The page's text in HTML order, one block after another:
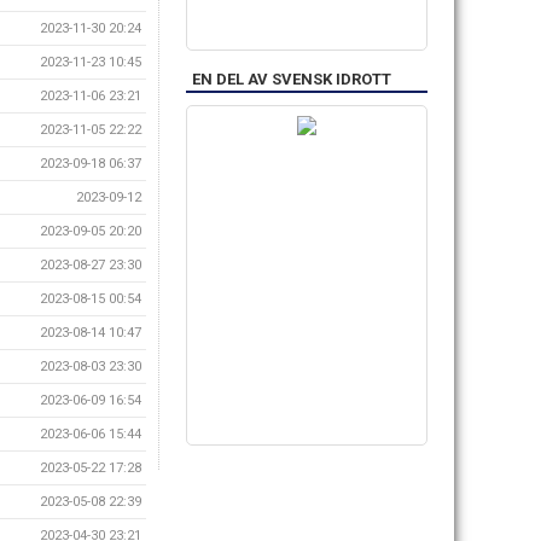
2023-11-30 20:24
2023-11-23 10:45
2023-11-06 23:21
2023-11-05 22:22
2023-09-18 06:37
2023-09-12
2023-09-05 20:20
2023-08-27 23:30
2023-08-15 00:54
2023-08-14 10:47
2023-08-03 23:30
2023-06-09 16:54
2023-06-06 15:44
2023-05-22 17:28
2023-05-08 22:39
2023-04-30 23:21
EN DEL AV SVENSK IDROTT